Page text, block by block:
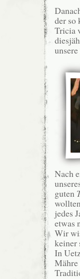
der so
Tricia
Nach
guten
jedes
etwas
Wir
keiner
In
Mähre